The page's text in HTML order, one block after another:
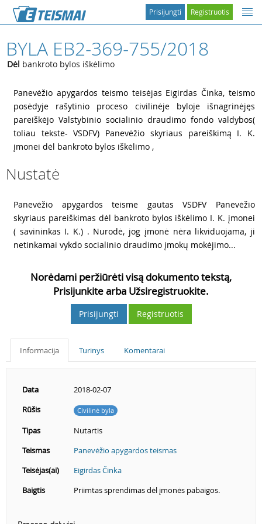
Registruotis
Prisijungti
BYLA EB2-369-755/2018
Dėl bankroto bylos iškėlimo
Panevėžio apygardos teismo teisėjas Eigirdas Činka, teismo
posėdyje rašytinio proceso civilinėje byloje išnagrinėjęs
pareiškėjo Valstybinio socialinio draudimo fondo valdybos(
toliau tekste- VSDFV) Panevėžio skyriaus pareiškimą I. K.
įmonei dėl bankroto bylos iškėlimo ,
Nustatė
Panevėžio apygardos teisme gautas VSDFV Panevėžio
skyriaus pareiškimas dėl bankroto bylos iškėlimo I. K. įmonei
( savininkas I. K.) . Nurodė, jog įmonė nėra likviduojama, ji
netinkamai vykdo socialinio draudimo įmokų mokėjimo...
Norėdami peržiūrėti visą dokumento tekstą,
Prisijunkite arba Užsiregistruokite.
Prisijungti Registruotis
Informacija Turinys Komentarai
Data
2018-02-07
Rūšis
Civilinė byla
Tipas
Nutartis
Teismas
Panevėžio apygardos teismas
Teisėjas(ai)
Eigirdas Činka
Baigtis
Priimtas sprendimas dėl įmonės pabaigos.